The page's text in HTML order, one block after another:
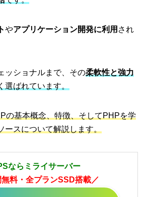
やアプリケーション開発に利用 され
ッショナルまで、その柔軟性と強力
選ばれています。
の基本概念、特徴、そしてPHPを学
ースについて解説します。
ならミライサーバー
無料・全プランSSD搭載／